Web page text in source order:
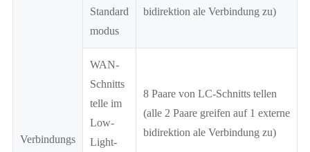
Verbindungs
Standard
modus
bidirektion ale Verbindung zu)
WAN-
Schnitts
telle im
Low-
Light-
8 Paare von LC-Schnitts tellen
(alle 2 Paare greifen auf 1 externe
bidirektion ale Verbindung zu)